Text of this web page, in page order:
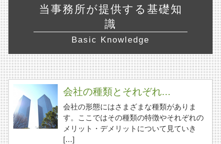
当事務所が提供する基礎知
識
Basic Knowledge
会社の種類とそれぞれ...
会社の形態にはさまざまな種類がありま
す。ここではその種類の特徴やそれぞれの
メリット・デメリットについて見ていき
[…]